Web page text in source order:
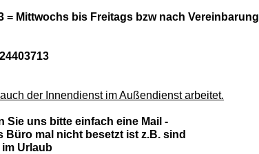
= Mittwochs bis Freitags bzw nach Vereinbarung
der Innendienst im Außendienst arbeitet.
Sie uns bitte einfach eine Mail -
Büro mal nicht besetzt ist z.B. sind
Urlaub